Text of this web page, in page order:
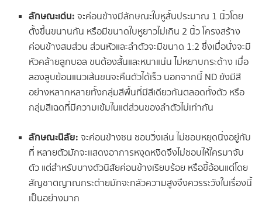
ลักษณะเด่น: จะค่อนข้างมีลักษณะใบหูสั้นประมาณ 1 นิ้วโดย
ตั้งขึ้นขนานกัน หรือมีขนาดใบหูยาวไม่เกิน 2 นิ้ว โครงสร้าง
ค่อนข้างสมส่วน ส่วนหัวและลำตัวจะมีขนาด 1:2 ซึ่งเมื่อนั่งจะมี
หัวคล้ายลูกบอล ขนต้องสั้นและหนาแน่น ไม่หยาบกระด้าง เมื่อ
ลองลูบย้อนแนวเส้นขนจะคืนตัวได้เร็ว นอกจากนี้ ND ยังมีสี
อย่างหลากหลายทั้งกลุ่มสีพื้นที่มีสีเดียวกันตลอดทั้งตัว หรือ
กลุ่มสีเฉดที่มีความเข้มในแต่ส่วนของลำตัวไม่เท่ากัน
ลักษณะนิสัย:จะค่อนข้างซน ชอบวิ่งเล่น ไม่ชอบหยุดนิ่งอยู่กับ
ที่ หลายตัวมักจะเเสดงอาการหงุดหงิดจึงไม่ชอบให้ใครมาจับ
ตัว แต่สำหรับบางตัวนิสัยค่อนข้างเรียบร้อย หรือขี้อ้อนแต่โดย
สัญชาตญาณกระต่ายมักจะกลัวความสูงจึงควรระวังในเรื่องนี้
เป็นอย่างมาก